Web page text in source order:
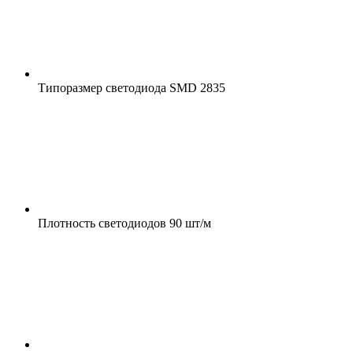
Типоразмер светодиода SMD 2835
Плотность светодиодов 90 шт/м